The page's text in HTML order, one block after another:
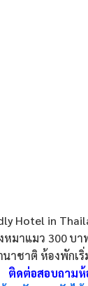
Hotel in
หมาแมว 300 บา
าชาติ ห้องพักเ
ติดต่อสอบถามห้